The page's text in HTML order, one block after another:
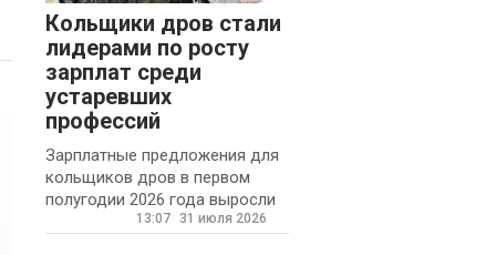
Кольщики дров стали
лидерами по росту
зарплат среди
устаревших
профессий
Зарплатные предложения для
кольщиков дров в первом
полугодии 2026 года выросли
на 58% - 62 тысяч рублей в
13:07 31 июля 2026